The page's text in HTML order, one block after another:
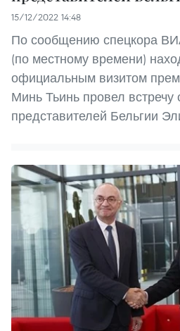
15/12/2022 14:48
По сообщению спецкора
(по местному времени)
официальным визитом
Минь Тьинь провел
представителей Бельгии